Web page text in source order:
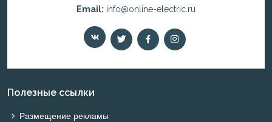
Email: info@online-electric.ru
Полезные ссылки
Размещение рекламы